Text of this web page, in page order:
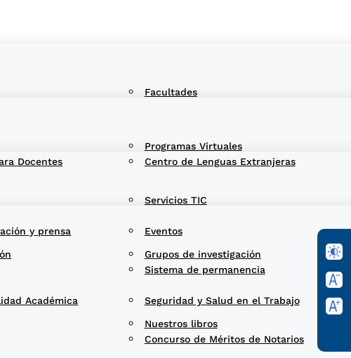
Facultades
Docentes Centro de Lenguas Extranjeras
y prensa Eventos
Académica Seguridad y Salud en el Trabajo
Programas Virtuales
Servicios TIC
Sistema de permanencia
Concurso de Méritos de Notarios
Grupos de investigación
Nuestros libros